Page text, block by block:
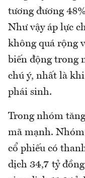
tương đương
Như vậy áp lực
không quá rộng
biến động trong
chú ý, nhất là
phái sinh.
Trong nhóm
mã mạnh.
cổ phiếu có
dịch 34,7 tỷ